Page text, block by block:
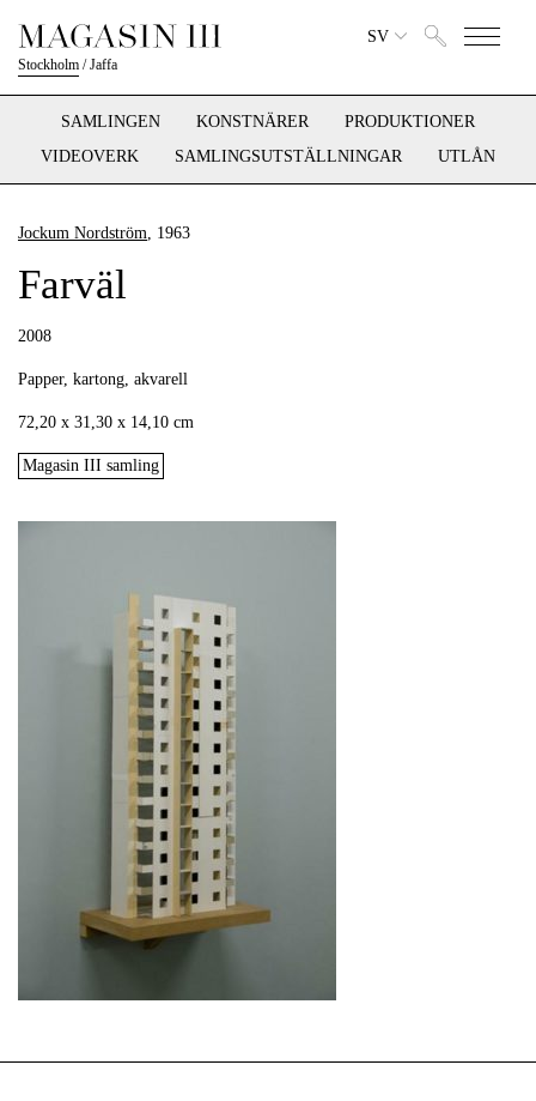
Stockholm /Jaffa
SV
SAMLINGEN KONSTNÄRER
PRODUKTIONER
VIDEOVERK
SAMLINGSUTSTÄLLNINGAR UTLÅN
Jockum Nordström, 1963
Farväl
2008
Papper, kartong, akvarell
72,20 x 31,30 x 14,10 cm
Magasin III samling